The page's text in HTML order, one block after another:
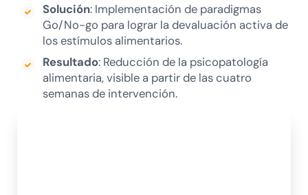
Solución: Implementación de paradigmas
Go/No-go para lograr la devaluación activa de
los estímulos alimentarios.
Resultado: Reducción de la psicopatología
alimentaria, visible a partir de las cuatro
semanas de intervención.